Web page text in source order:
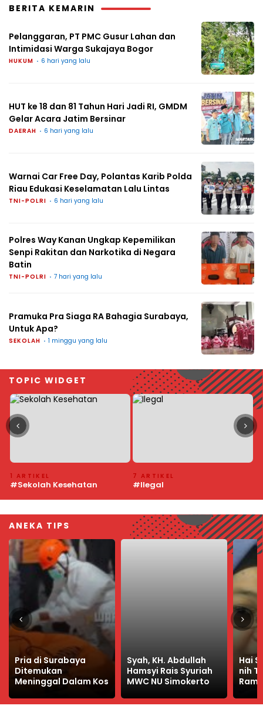
BERITA KEMARIN
Pelanggaran, PT PMC Gusur Lahan dan
Intimidasi Warga Sukajaya Bogor
HUKUM 6 hari yang lalu
HUT ke 18 dan 81 Tahun Hari Jadi RI, GMDM
Gelar Acara Jatim Bersinar
DAERAH 6 hari yang lalu
Warnai Car Free Day, Polantas Karib Polda
Riau Edukasi Keselamatan Lalu Lintas
TNI-POLRI 6 hari yang lalu
Polres Way Kanan Ungkap Kepemilikan
Senpi Rakitan dan Narkotika di Negara
Batin
TNI-POLRI 7 hari yang lalu
Pramuka Pra Siaga RA Bahagia Surabaya,
Untuk Apa?
SEKOLAH 1 minggu yang lalu
TOPIC WIDGET
7 ARTIKEL
#Ilegal
4 ARTIKEL
#Pedamaran VI
ANEKA TIPS
Syah, KH. Abdullah
Hamsyi Rais Syuriah
MWC NU Simokerto
Hai Sugesti Family, Ini
nih Tips Sambut
Ramadhan